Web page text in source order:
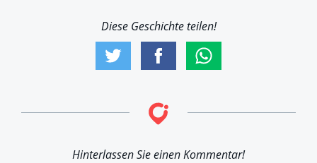
Diese Geschichte teilen!
Hinterlassen Sie einen Kommentar!